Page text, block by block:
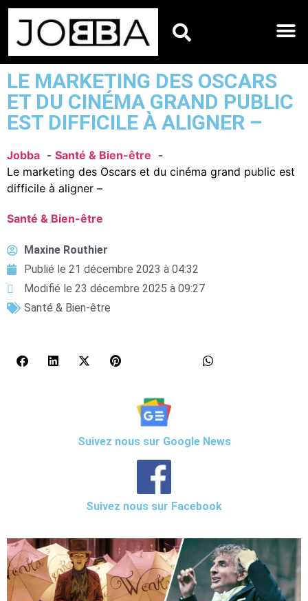
LE MARKETING DES OSCARS
ET DU CINÉMA GRAND PUBLIC
EST DIFFICILE À ALIGNER –
Jobba
Santé & Bien-être
Le marketing des Oscars et du cinéma grand public est
difficile à aligner –
Santé & Bien-être
Maxine Routhier
Publié le 21 décembre 2023 à 04:32
Modifié le 23 décembre 2025 à 09:27
Santé & Bien-être
Suivez nous sur Google News
Suivez nous sur Facebook